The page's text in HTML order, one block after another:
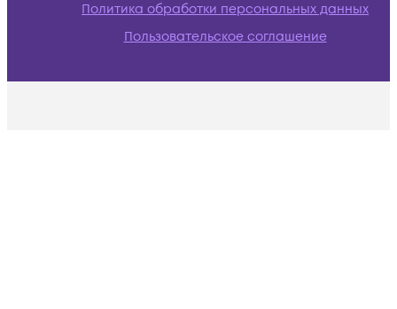
Политика обработки персональных данных
Пользовательское соглашение